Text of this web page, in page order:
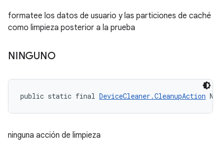
formatee los datos de usuario y las particiones de caché
como limpieza posterior a la prueba
NINGUNO
public static final DeviceCleaner.CleanupAction
ninguna acción de limpieza